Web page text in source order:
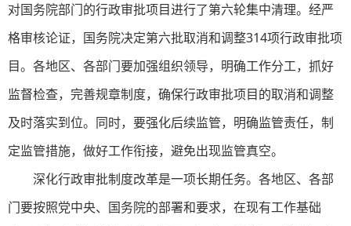
对国务院部门的行政审批项目进行了第六轮集中清理。经严
格审核论证，国务院决定第六批取消和调整314项行政审批项
目。各地区、各部门要加强组织领导，明确工作分工，抓好
监督检查，完善规章制度，确保行政审批项目的取消和调整
及时落实到位。同时，要强化后续监管，明确监管责任，制
定监管措施，做好工作衔接，避免出现监管真空。
深化行政审批制度改革是一项长期任务。各地区、各部
门要按照党中央、国务院的部署和要求，在现有工作基础